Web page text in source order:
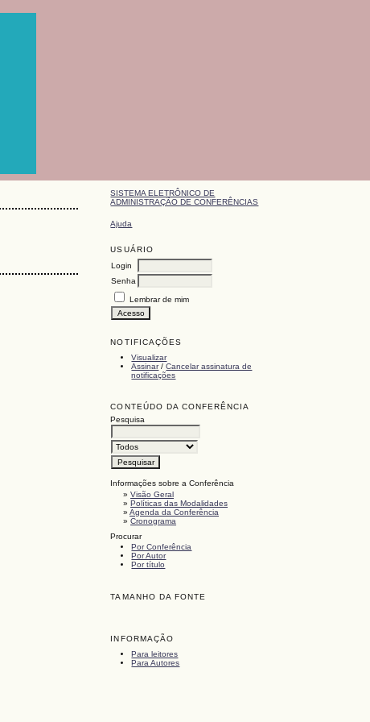
SISTEMA ELETRÔNICO DE
ADMINISTRAÇÃO DE CONFERÊNCIAS
Ajuda
USUÁRIO
Login
Senha
Lembrar de mim
NOTIFICAÇÕES
Visualizar
Assinar/Cancelar assinatura de
notificações
CONTEÚDO DA CONFERÊNCIA
Pesquisa
Informações sobre a Conferência
»Visão Geral
»Políticas das Modalidades
»Agenda da Conferência
»Cronograma
Procurar
Por Conferência
Por Autor
Por título
TAMANHO DA FONTE
INFORMAÇÃO
Para leitores
Para Autores